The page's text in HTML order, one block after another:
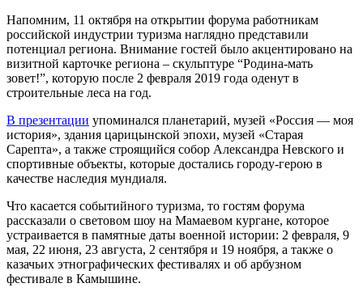
Напомним, 11 октября на открытии форума работникам
российской индустрии туризма наглядно представили
потенциал региона. Внимание гостей было акцентировано на
визитной карточке региона – скульптуре “Родина-мать
зовет!”, которую после 2 февраля 2019 года оденут в
строительные леса на год.
В презентации упоминался планетарий, музей «Россия — моя
история», здания царицынской эпохи, музей «Старая
Сарепта», а также строящийся собор Александра Невского и
спортивные объекты, которые достались городу-герою в
качестве наследия мундиаля.
Что касается событийного туризма, то гостям форума
рассказали о световом шоу на Мамаевом кургане, которое
устраивается в памятные даты военной истории: 2 февраля, 9
мая, 22 июня, 23 августа, 2 сентября и 19 ноября, а также о
казачьих этнографических фестивалях и об арбузном
фестивале в Камышине.